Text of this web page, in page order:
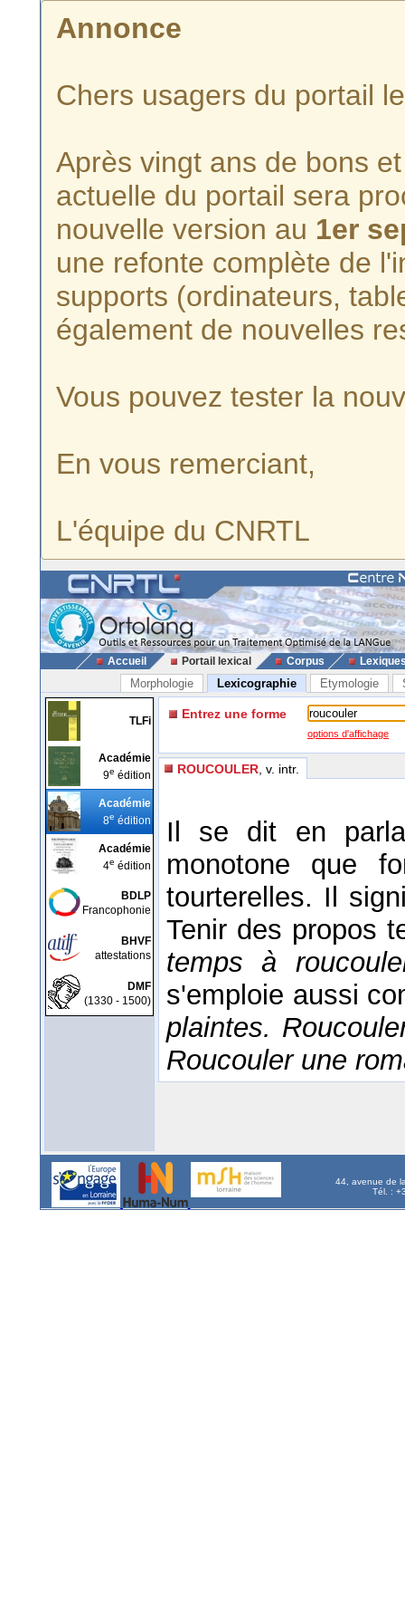
Annonce
Chers usagers du portail
Après vingt ans de bons
actuelle du portail sera
nouvelle version au 1er
une refonte complète de
supports (ordinateurs,
également de nouvelles
Vous pouvez tester la
En vous remerciant,
L'équipe du CNRTL
Accueil Portail lexical Corpus
Morphologie Lexicographie Etymologie
TLFi
Académie
9e édition
Académie
8e édition
Académie
4e édition
BDLP
Francophonie
BHVF
attestations
DMF
(1330 - 1500)
Entrez une forme
options d'affichage
ROUCOULER , v. intr.
Il se dit en
monotone que
tourterelles. Il
Tenir des propos
temps à
s'emploie aussi
plaintes.
Roucouler une
44, avenue de
Tél. :